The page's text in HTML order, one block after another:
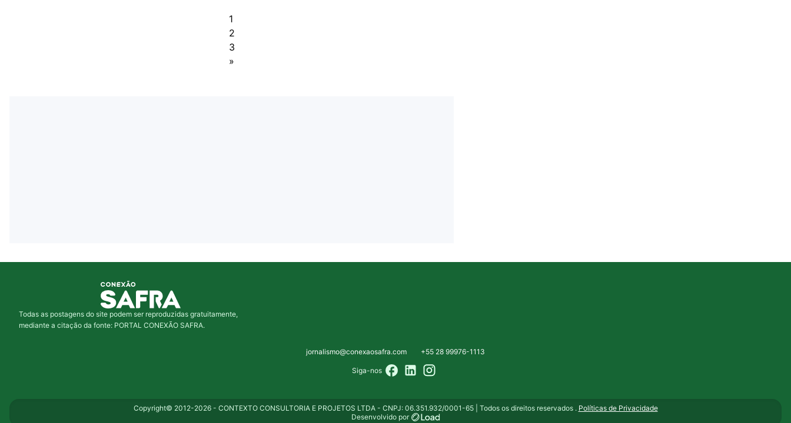
1
2
3
»
Todas as postagens do site podem ser reproduzidas gratuitamente,
mediante a citação da fonte: PORTAL CONEXÃO SAFRA.
jornalismo@conexaosafra.com +55 28 99976-1113
Siga-nos
Copyright© 2012-2026 - CONTEXTO CONSULTORIA E PROJETOS LTDA - CNPJ: 06.351.932/0001-65 | Todos os direitos reservados . Políticas de Privacidade
Desenvolvido por